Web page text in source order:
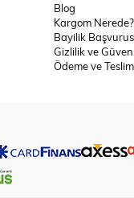
Blog
Kargom Nerede?
Bayilik
Gizlilik ve
Ödeme ve